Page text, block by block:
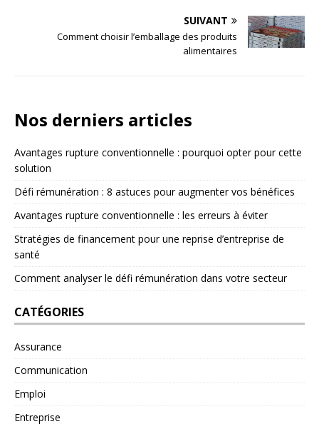
SUIVANT
Comment choisir l’emballage des produits
alimentaires
Nos derniers articles
Avantages rupture conventionnelle : pourquoi opter pour cette
solution
Défi rémunération : 8 astuces pour augmenter vos bénéfices
Avantages rupture conventionnelle : les erreurs à éviter
Stratégies de financement pour une reprise d’entreprise de
santé
Comment analyser le défi rémunération dans votre secteur
CATÉGORIES
Assurance
Communication
Emploi
Entreprise